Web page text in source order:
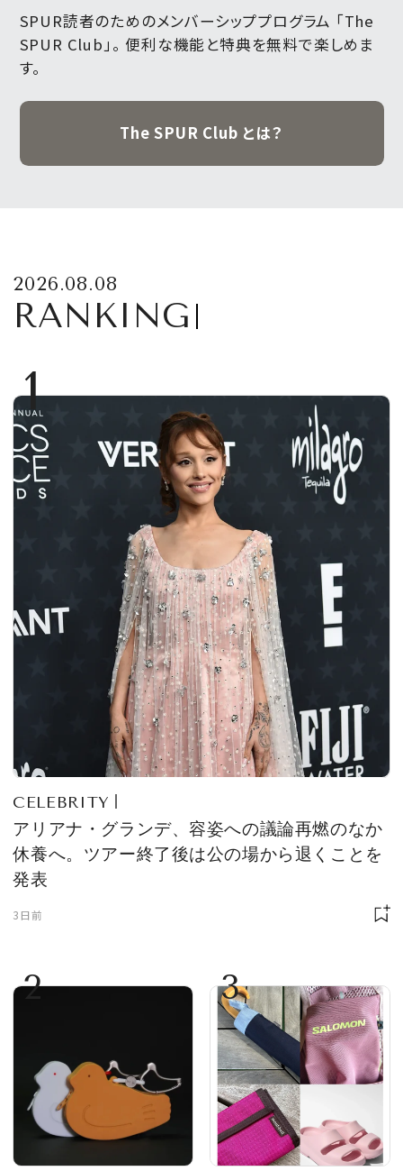
SPUR読者のためのメンバーシッププログラム 「The
SPUR Club」。 便利な機能と特典を無料で楽しめま
す。
The SPUR Club とは？
2026.08.08
RANKING
1
CELEBRITY
アリアナ・グランデ、容姿への議論再燃のなか
休養へ。ツアー終了後は公の場から退くことを
発表
3日前
2 3